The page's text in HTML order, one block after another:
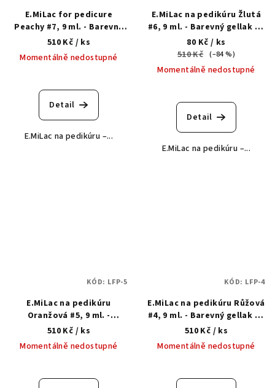
E.MiLac for pedicure
Peachy #7, 9 ml. - Barevný
gellak na pedikúru 3 v 1
510 Kč / ks
Momentálně nedostupné
Detail
E.MiLac na pedikúru –...
E.MiLac na pedikúru Žlutá
#6, 9 ml. - Barevný gellak na
pedikúru 3 v 1
80 Kč / ks
510 Kč (–84 %)
Momentálně nedostupné
Detail
E.MiLac na pedikúru –...
E.MiLac na pedikúru
Oranžová #5, 9 ml. -
Barevný gellak na pedikúru
3 v 1
510 Kč / ks
Momentálně nedostupné
KÓD: LFP-5
E.MiLac na pedikúru Růžová
#4, 9 ml. - Barevný gellak na
pedikúru 3 v 1
510 Kč / ks
Momentálně nedostupné
KÓD: LFP-4